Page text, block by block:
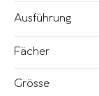
Ausführung
Fächer
Grösse